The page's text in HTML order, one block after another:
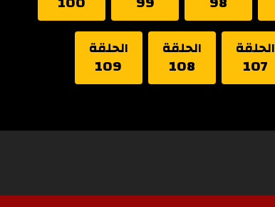
الحلقة
107
الحلقة
108
الحلقة
109